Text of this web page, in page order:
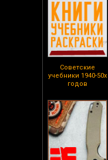
Советские
учебники 1940-50х
годов